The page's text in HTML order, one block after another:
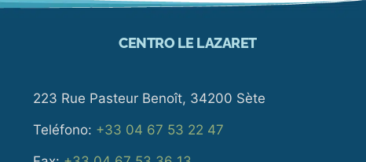
CENTRO LE LAZARET
223 Rue Pasteur Benoît, 34200 Sète
Teléfono: +33 04 67 53 22 47